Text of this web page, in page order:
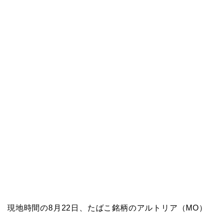
現地時間の8月22日、たばこ銘柄のアルトリア（MO）